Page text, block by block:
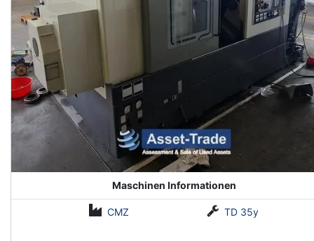
Maschinen Informationen
CMZ TD 35y